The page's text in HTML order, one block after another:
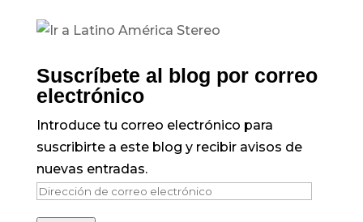
Suscríbete al blog por correo
electrónico
Introduce tu correo electrónico para
suscribirte a este blog y recibir avisos de
nuevas entradas.
Dirección